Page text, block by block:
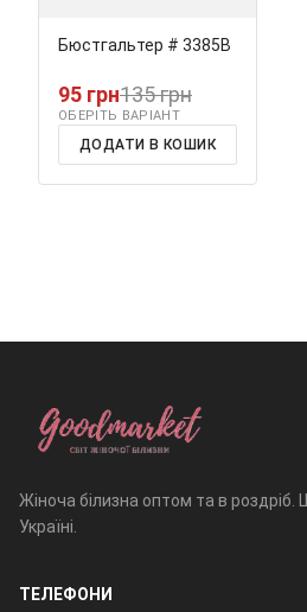
Бюстгальтер # 3385В
95 грн135 грн
ОБЕРІТЬ ВАРІАНТ
ДОДАТИ В КОШИК
Жіноча білизна оптом та в
Україні.
ТЕЛЕФОНИ